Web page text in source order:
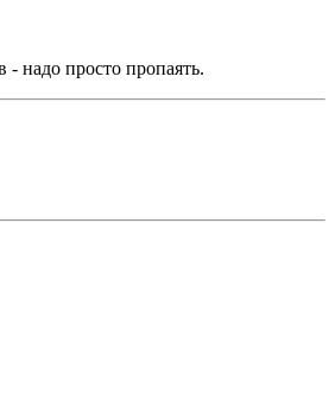
- надо просто пропаять.